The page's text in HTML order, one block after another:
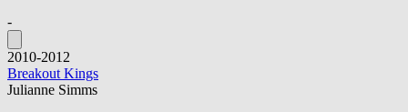
-
2010-2012
Breakout Kings
Julianne Simms